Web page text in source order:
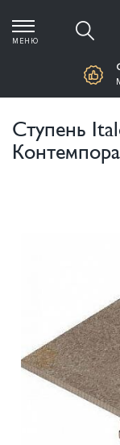
МЕНЮ
Ступень